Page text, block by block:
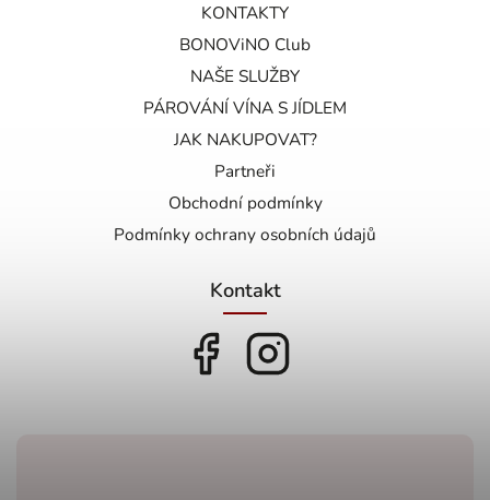
KONTAKTY
BONOViNO Club
NAŠE SLUŽBY
PÁROVÁNÍ VÍNA S JÍDLEM
JAK NAKUPOVAT?
Partneři
Obchodní podmínky
Podmínky ochrany osobních údajů
Kontakt